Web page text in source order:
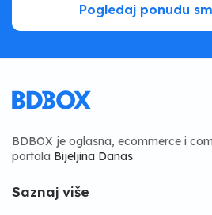
Pogledaj ponudu
BDBOX je oglasna, ecommerce i
portala Bijeljina Danas.
Saznaj više